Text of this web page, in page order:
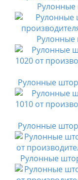
Рулонные
Рулонные
Рулонные